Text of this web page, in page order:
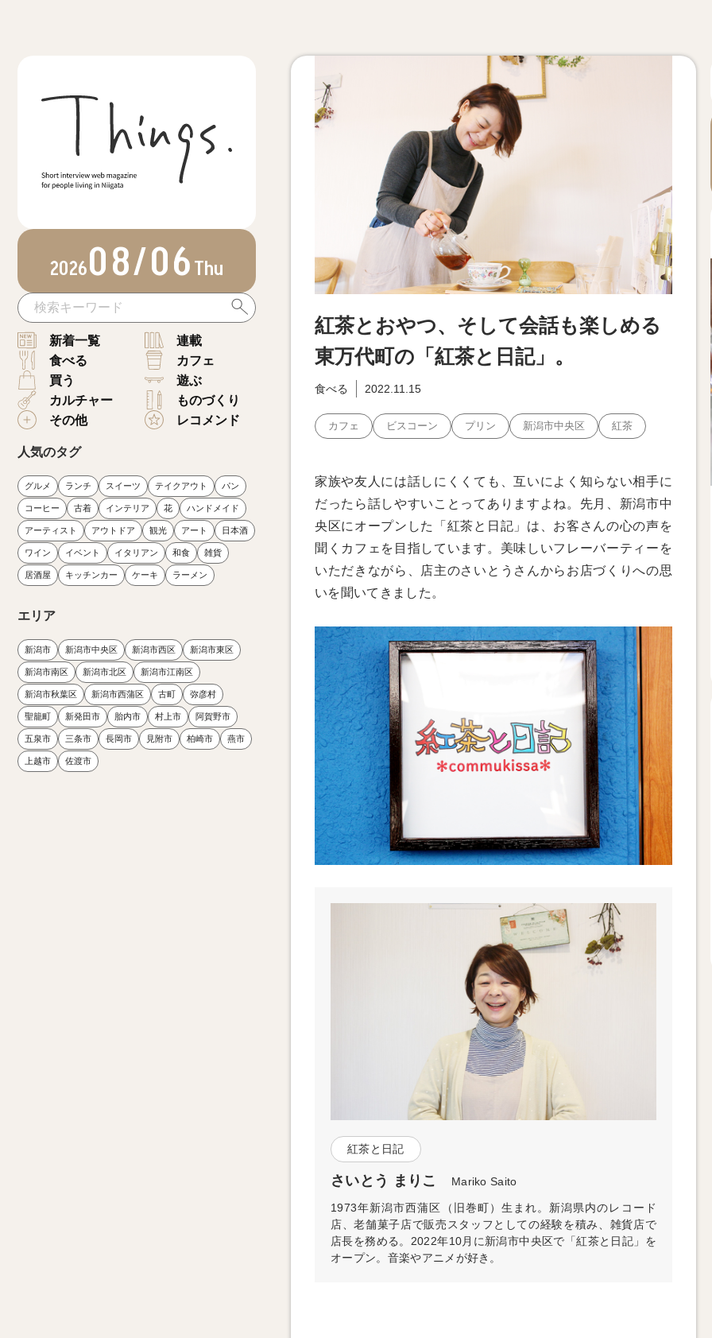
202608/06Thu
新着一覧
連載
食べる
カフェ
買う
遊ぶ
カルチャー
ものづくり
その他
レコメンド
人気のタグ
グルメ ランチ スイーツ テイクアウト パン
コーヒー 古着 インテリア 花 ハンドメイド
アーティスト アウトドア 観光 アート 日本酒
ワイン イベント イタリアン 和食 雑貨
居酒屋 キッチンカー ケーキ ラーメン
エリア
新潟市 新潟市中央区 新潟市西区 新潟市東区
新潟市南区 新潟市北区 新潟市江南区
新潟市秋葉区 新潟市西蒲区 古町 弥彦村
聖籠町 新発田市 胎内市 村上市 阿賀野市
五泉市 三条市 長岡市 見附市 柏崎市 燕市
上越市 佐渡市
紅茶とおやつ、そして会話も楽しめる
東万代町の「紅茶と日記」。
食べる 2022.11.15
カフェ ビスコーン プリン 新潟市中央区 紅茶
家族や友人には話しにくくても、互いによく知らない相手に
だったら話しやすいことってありますよね。先月、新潟市中
央区にオープンした「紅茶と日記」は、お客さんの心の声を
聞くカフェを目指しています。美味しいフレーバーティーを
いただきながら、店主のさいとうさんからお店づくりへの思
いを聞いてきました。
紅茶と日記
さいとう まりこ Mariko Saito
1973年新潟市西蒲区（旧巻町）生まれ。新潟県内のレコード
店、老舗菓子店で販売スタッフとしての経験を積み、雑貨店で
店長を務める。2022年10月に新潟市中央区で「紅茶と日記」を
オープン。音楽やアニメが好き。